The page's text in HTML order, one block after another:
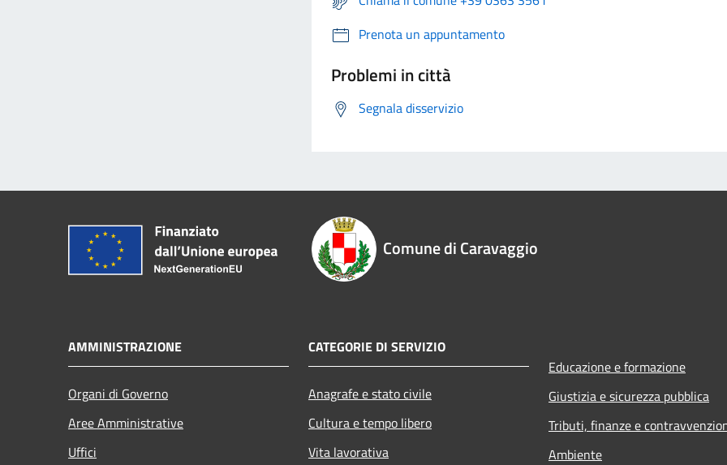
Prenota un appuntamento
Problemi in città
Segnala disservizio
Comune di Caravaggio
AMMINISTRAZIONE
Organi di Governo
Aree Amministrative
Uffici
CATEGORIE DI SERVIZIO
Anagrafe e stato civile
Cultura e tempo libero
Vita lavorativa
Educazione e formazione
Giustizia e sicurezza pubblica
Tributi, finanze e
Ambiente